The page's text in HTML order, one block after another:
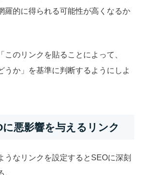
羅的に得られる可能性が高くなるか
このリンクを貼ることによって、
うか」を基準に判断するようにしよ
に悪影響を与えるリンク
うなリンクを設定するとSEOに深刻